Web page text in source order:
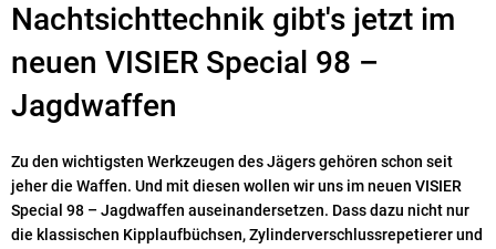
Nachtsichttechnik gibt's jetzt im
neuen VISIER Special 98 –
Jagdwaffen
Zu den wichtigsten Werkzeugen des Jägers gehören schon seit
jeher die Waffen. Und mit diesen wollen wir uns im neuen VISIER
Special 98 – Jagdwaffen auseinandersetzen. Dass dazu nicht nur
die klassischen Kipplaufbüchsen, Zylinderverschlussrepetierer und